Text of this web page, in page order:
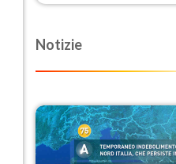
Notizie